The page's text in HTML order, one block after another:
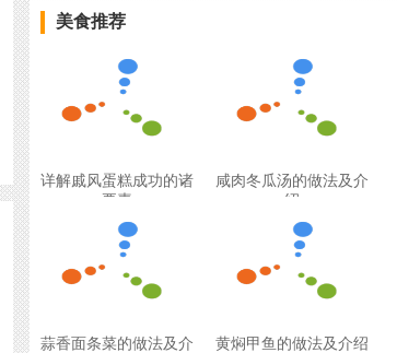
美食推荐
详解戚风蛋糕成功的诸
要素
咸肉冬瓜汤的做法及介
绍
蒜香面条菜的做法及介
黄焖甲鱼的做法及介绍